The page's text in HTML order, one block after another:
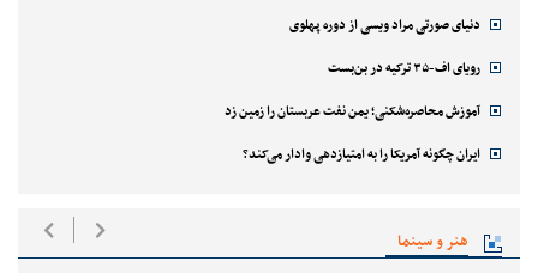
دنیای صورتی مراد ویسی از دوره پهلوی
رویای اف-۳۵ ترکیه در بن‌بست
آموزش محاصره‌شکنی؛ یمن نفت عربستان را زمین زد
ایران چگونه آمریکا را به امتیازدهی وادار می‌کند؟
هنر و سینما